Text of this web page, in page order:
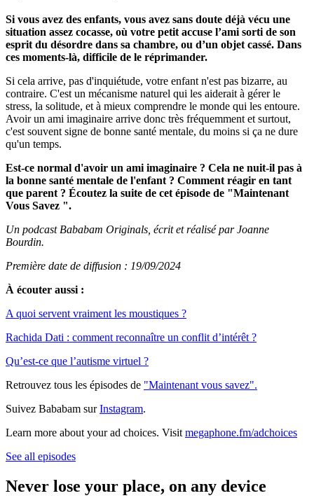
Si vous avez des enfants, vous avez sans doute déjà vécu une
situation assez cocasse, où votre petit accuse l’ami sorti de son
esprit du désordre dans sa chambre, ou d’un objet cassé. Dans
ces moments-là, difficile de le réprimander.
Si cela arrive, pas d'inquiétude, votre enfant n'est pas bizarre, au
contraire. C'est un mécanisme naturel qui les aiderait à gérer le
stress, la solitude, et à mieux comprendre le monde qui les entoure.
Avoir un ami imaginaire arrive donc très fréquemment et surtout,
c'est souvent signe de bonne santé mentale, du moins si ça ne dure
qu'un temps.
Est-ce normal d'avoir un ami imaginaire ? Cela ne nuit-il pas à
la bonne santé mentale de l'enfant ? Comment réagir en tant
que parent ? Écoutez la suite de cet épisode de "Maintenant
Vous Savez ".
Un podcast Bababam Originals, écrit et réalisé par Joanne
Bourdin.
Première date de diffusion : 19/09/2024
À écouter aussi :
A quoi servent vraiment les moustiques ?
Rachida Dati : comment reconnaître un conflit d’intérêt ?
Qu’est-ce que l’autisme virtuel ?
Retrouvez tous les épisodes de ⁠"Maintenant vous savez".⁠
Suivez Bababam sur⁠Instagram⁠.
Learn more about your ad choices. Visit megaphone.fm/adchoices
See all episodes
Never lose your place, on any device